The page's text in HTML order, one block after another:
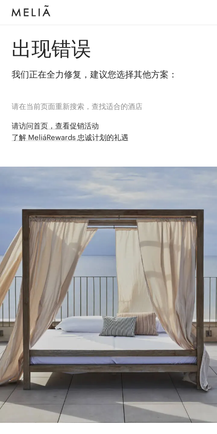
出现错误
我们正在全力修复，建议您选择其他方案：
请在当前页面重新搜索，查找适合的酒店
请访问首页，查看促销活动
了解 MeliáRewards 忠诚计划的礼遇